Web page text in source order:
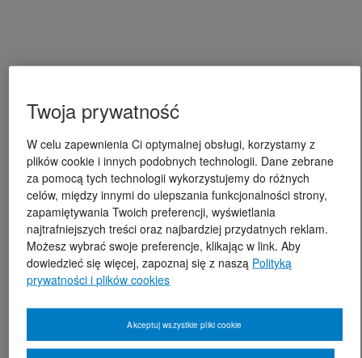
Twoja prywatność
W celu zapewnienia Ci optymalnej obsługi, korzystamy z
plików cookie i innych podobnych technologii. Dane zebrane
za pomocą tych technologii wykorzystujemy do różnych
celów, między innymi do ulepszania funkcjonalności strony,
zapamiętywania Twoich preferencji, wyświetlania
najtrafniejszych treści oraz najbardziej przydatnych reklam.
Możesz wybrać swoje preferencje, klikając w link. Aby
dowiedzieć się więcej, zapoznaj się z naszą Polityką
prywatności i plików cookies
Akceptuj wszystkie pliki cookie